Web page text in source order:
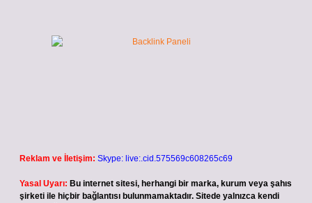
Reklam ve İletişim: Skype: live:.cid.575569c608265c69
Yasal Uyarı: Bu internet sitesi, herhangi bir marka, kurum veya şahıs
şirketi ile hiçbir bağlantısı bulunmamaktadır. Sitede yalnızca kendi